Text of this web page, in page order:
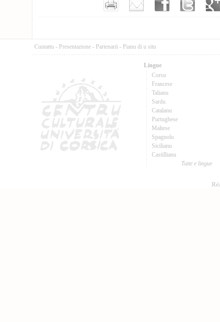
Cuntattu - Presentazione - Partenarii - Pianu di u situ
Lingue
Corsu
Francese
Talianu
Sardu
Catalanu
Purtughese
Maltese
Spagnolu
Sicilianu
Castillianu
Tutte e lingue